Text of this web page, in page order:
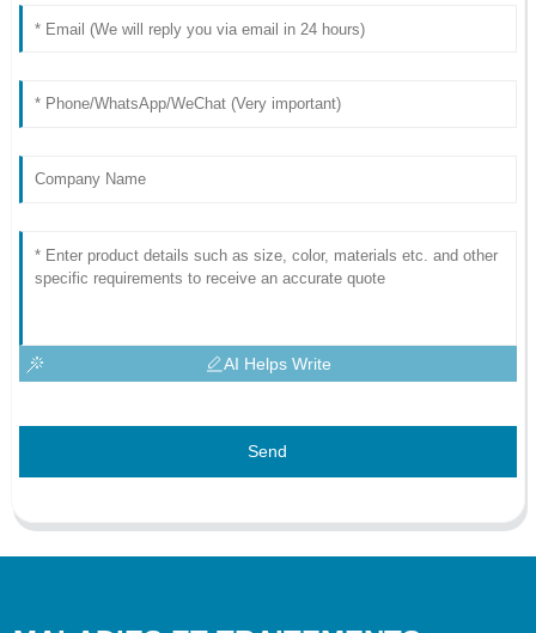
AI Helps Write
Send